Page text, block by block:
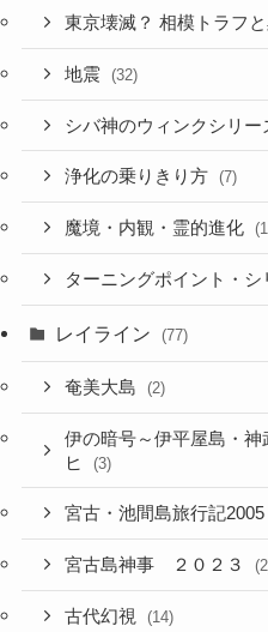
東京壊滅？ 相模トラフ
地震 (32)
シバ神のウィンクシリー
浄化の乗りきり方 (7)
魔境・内観・霊的進化
ターニングポイント・シ
レイライン (77)
奄美大島 (2)
伊の暗号～伊平屋島・
ヒ
(3)
宮古・池間島旅行記2005
宮古島神事 ２０２３
古代幻視 (14)